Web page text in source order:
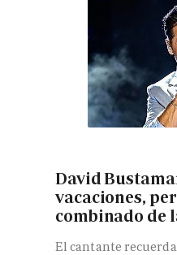
David
vacaciones,
combinado de
El cantante